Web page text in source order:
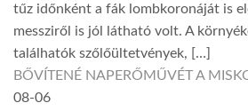
tűz időnként a fák lombkoronáját is
messziről is jól látható volt. A
találhatók szőlőültetvények, […]
BŐVÍTENÉ NAPERŐMŰVÉT A
08-06